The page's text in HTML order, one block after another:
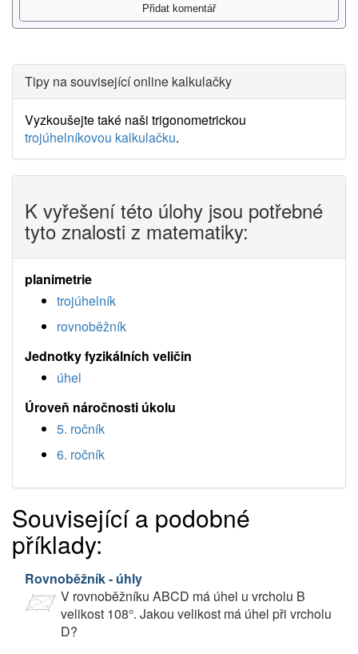
Tipy na související online kalkulačky
Vyzkoušejte také naši trigonometrickou
trojúhelníkovou kalkulačku.
K vyřešení této úlohy jsou potřebné
tyto znalosti z matematiky:
planimetrie
trojúhelník
rovnoběžník
Jednotky fyzikálních veličin
úhel
Úroveň náročnosti úkolu
5. ročník
6. ročník
Související a podobné
příklady:
Rovnoběžník - úhly
V rovnoběžníku ABCD má úhel u vrcholu B
velikost 108°. Jakou velikost má úhel při vrcholu
D?